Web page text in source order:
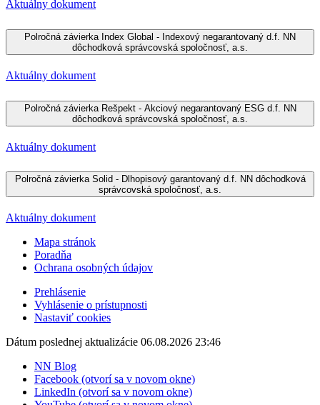
Aktuálny dokument
Polročná závierka Index Global - Indexový negarantovaný d.f. NN
dôchodková správcovská spoločnosť, a.s.
Aktuálny dokument
Polročná závierka Rešpekt - Akciový negarantovaný ESG d.f. NN
dôchodková správcovská spoločnosť, a.s.
Aktuálny dokument
Polročná závierka Solid - Dlhopisový garantovaný d.f. NN dôchodková
správcovská spoločnosť, a.s.
Aktuálny dokument
Mapa stránok
Poradňa
Ochrana osobných údajov
Prehlásenie
Vyhlásenie o prístupnosti
Nastaviť cookies
Dátum poslednej aktualizácie 06.08.2026 23:46
NN Blog
Facebook (otvorí sa v novom okne)
LinkedIn (otvorí sa v novom okne)